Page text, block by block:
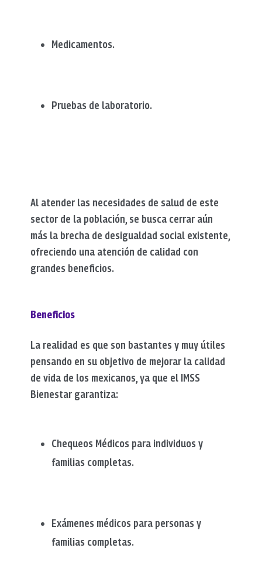
Medicamentos.
Pruebas de laboratorio.
Al atender las necesidades de salud de este
sector de la población, se busca cerrar aún
más la brecha de desigualdad social existente,
ofreciendo una atención de calidad con
grandes beneficios.
Beneficios
La realidad es que son bastantes y muy útiles
pensando en su objetivo de mejorar la calidad
de vida de los mexicanos, ya que el IMSS
Bienestar garantiza:
Chequeos Médicos para individuos y
familias completas.
Exámenes médicos para personas y
familias completas.